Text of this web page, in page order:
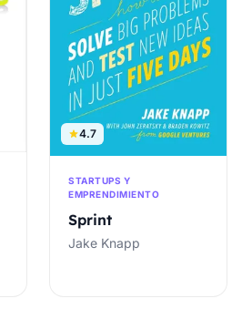
4.7
STARTUPS Y
EMPRENDIMIENTO
Sprint
Jake Knapp